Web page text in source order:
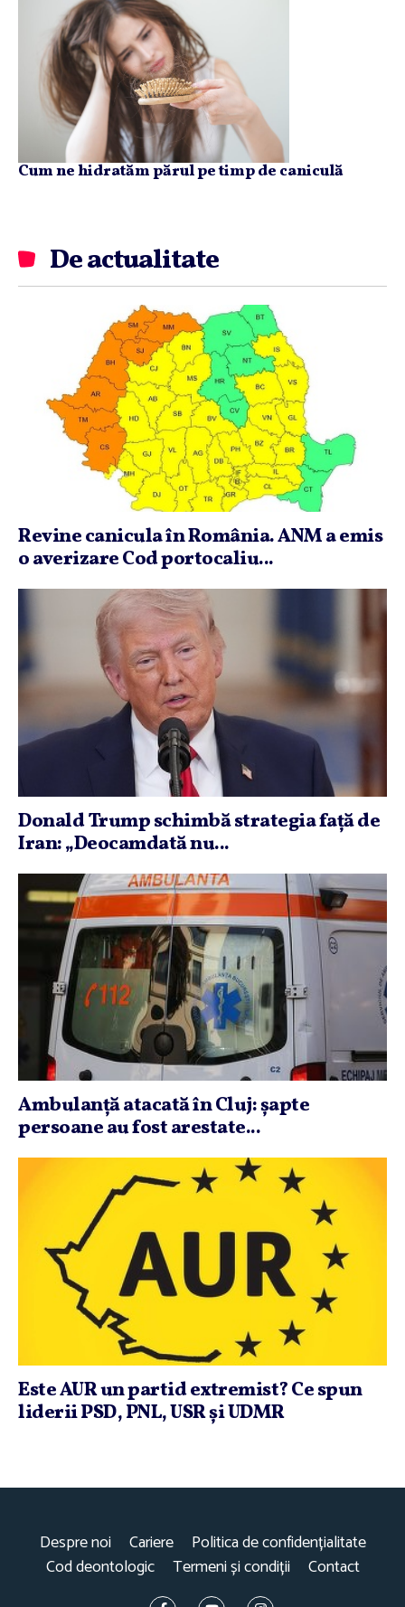
Cum ne hidratăm părul pe timp de caniculă
De actualitate
Revine canicula în România. ANM a emis
o averizare Cod portocaliu...
Donald Trump schimbă strategia faţă de
Iran: „Deocamdată nu...
Ambulanţă atacată în Cluj: şapte
persoane au fost arestate...
Este AUR un partid extremist? Ce spun
liderii PSD, PNL, USR şi UDMR
Despre noi Cariere
Politica de confidențialitate
Cod deontologic
Termeni și condiții Contact